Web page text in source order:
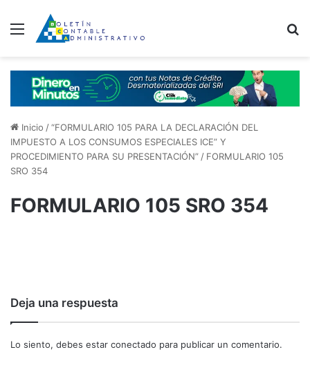
Menú
Inicio /“FORMULARIO 105 PARA LA DECLARACIÓN DEL
IMPUESTO A LOS CONSUMOS ESPECIALES ICE” Y
PROCEDIMIENTO PARA SU PRESENTACIÓN” / FORMULARIO 105
SRO 354
FORMULARIO 105 SRO 354
Deja una respuesta
Lo siento, debes estar conectado para publicar un comentario.